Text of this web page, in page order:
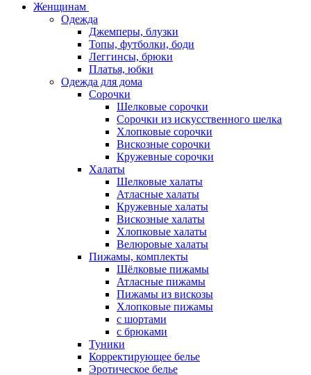
Женщинам
Одежда
Джемперы, блузки
Топы, футболки, боди
Леггинсы, брюки
Платья, юбки
Одежда для дома
Сорочки
Шелковые сорочки
Сорочки из искусственного шелка
Хлопковые сорочки
Вискозные сорочки
Кружевные сорочки
Халаты
Шелковые халаты
Атласные халаты
Кружевные халаты
Вискозные халаты
Хлопковые халаты
Велюровые халаты
Пижамы, комплекты
Шёлковые пижамы
Атласные пижамы
Пижамы из вискозы
Хлопковые пижамы
с шортами
с брюками
Туники
Корректирующее белье
Эротическое белье